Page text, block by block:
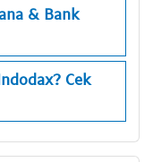
& Bank
Cek